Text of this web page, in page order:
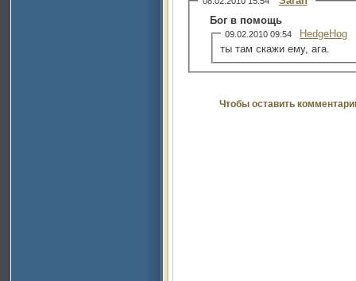
Бог в помощь
09.02.2010 09:54
HedgeHog
ты там скажи ему, ага.
Чтобы оставить